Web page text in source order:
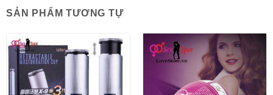
SẢN PHẨM TƯƠNG TỰ